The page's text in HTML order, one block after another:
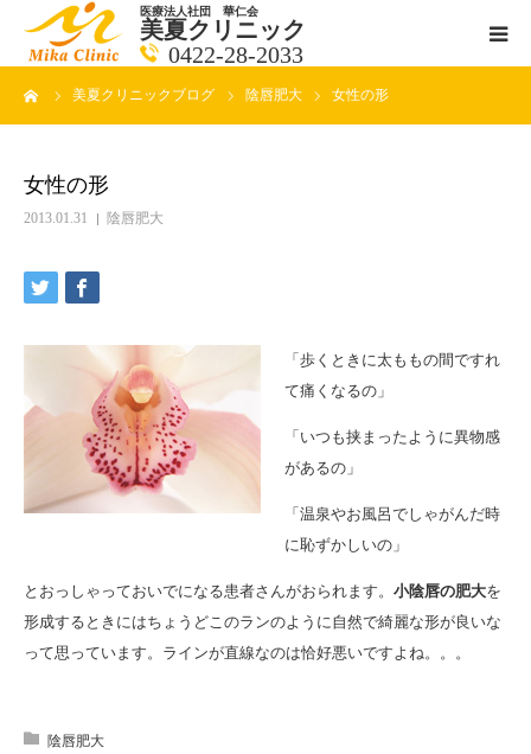
医療法人社団 華仁会
美夏クリニック
0422-28-2033
美夏クリニックブログ 陰唇肥大 女性の形
女性の形
2013.01.31 陰唇肥大
「歩くときに太ももの間ですれ
て痛くなるの」
「いつも挟まったように異物感
があるの」
「温泉やお風呂でしゃがんだ時
に恥ずかしいの」
とおっしゃっておいでになる患者さんがおられます。 小陰唇の肥大を
形成するときにはちょうどこのランのように自然で綺麗な形が良いな
って思っています。ラインが直線なのは恰好悪いですよね。。。
陰唇肥大
医師紹介
アクセス
メールで相談
ブログ一覧ページ
料金一覧 new